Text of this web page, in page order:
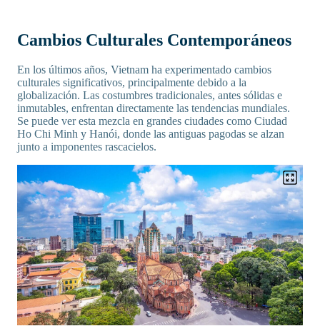
Cambios Culturales Contemporáneos
En los últimos años, Vietnam ha experimentado cambios
culturales significativos, principalmente debido a la
globalización. Las costumbres tradicionales, antes sólidas e
inmutables, enfrentan directamente las tendencias mundiales.
Se puede ver esta mezcla en grandes ciudades como Ciudad
Ho Chi Minh y Hanói, donde las antiguas pagodas se alzan
junto a imponentes rascacielos.